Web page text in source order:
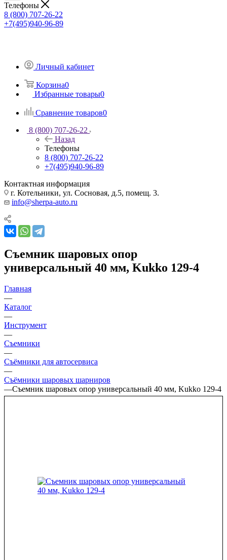
Телефоны
8 (800) 707-26-22
+7(495)940-96-89
Личный кабинет
Корзина0
Избранные товары0
Сравнение товаров0
8 (800) 707-26-22
Назад
Телефоны
8 (800) 707-26-22
+7(495)940-96-89
Контактная информация
г. Котельники, ул. Сосновая, д.5, помещ. 3.
info@sherpa-auto.ru
Съемник шаровых опор
универсальный 40 мм, Kukko 129-4
Главная
—
Каталог
—
Инструмент
—
Съемники
—
Съёмники для автосервиса
—
Съёмники шаровых шарниров
—Съемник шаровых опор универсальный 40 мм, Kukko 129-4